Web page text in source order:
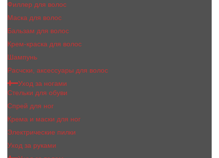
Филлер для волос
Маска для волос
Бальзам для волос
Крем-краска для волос
Шампунь
Расчски, аксессуары для волос
Уход за ногами
Стельки для обуви
Спрей для ног
Крема и маски для ног
Электрические пилки
Уход за руками